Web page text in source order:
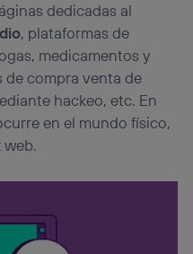
dedicadas al
, plataformas de
medicamentos y
de compra venta de
hackeo, etc. En
en el mundo físico,
web.